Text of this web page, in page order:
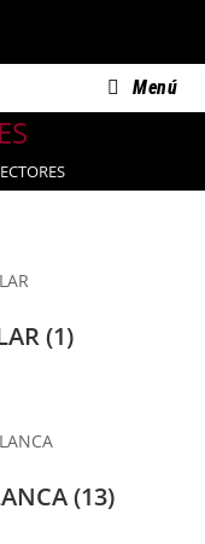
Menú
(1)
(13)